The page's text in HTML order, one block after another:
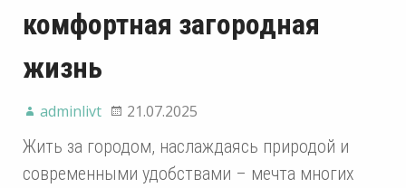
комфортная загородная
жизнь
adminlivt 21.07.2025
Жить за городом, наслаждаясь природой и
современными удобствами – мечта многих